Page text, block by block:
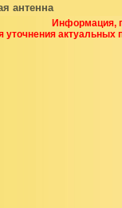
антенна
Информация,
уточнения актуальных